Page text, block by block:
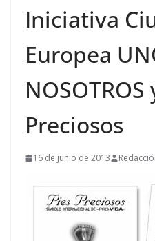
Iniciativa
Europea
Preciosos
16 de junio de 2013